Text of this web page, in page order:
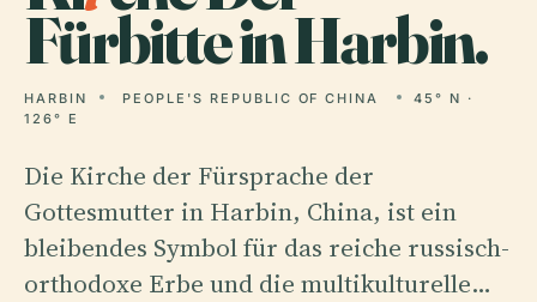
Fürbitte in Harbin.
HARBIN PEOPLE'S REPUBLIC OF CHINA
45° N ·
126° E
Die Kirche der Fürsprache der
Gottesmutter in Harbin, China, ist ein
bleibendes Symbol für das reiche russisch-
orthodoxe Erbe und die multikulturelle…